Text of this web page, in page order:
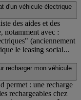
d'un véhicule électrique
des aides et des
notamment avec :
(anciennement
le leasing social...
recharger mon véhicule
permet : une recharge
rechargeables chez